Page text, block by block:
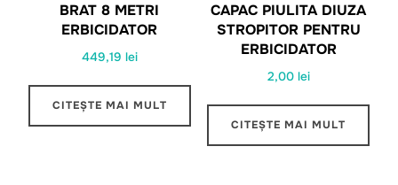
BRAT 8 METRI
ERBICIDATOR
449,19 lei
CITEȘTE MAI MULT
CAPAC PIULITA DIUZA
STROPITOR PENTRU
ERBICIDATOR
2,00 lei
CITEȘTE MAI MULT